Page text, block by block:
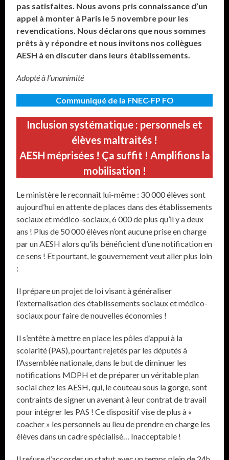
pas satisfaites. Nous avons pris connaissance d’un
appel à monter à Paris le 5 novembre pour les
revendications. Nous déclarons que nous sommes
prêts à y répondre et nous invitons nos collègues
AESH à en discuter dans leurs établissements.
Adopté à l’unanimité
Communiqué de la FNEC-FP FO
Inclusion systématique : personnels et
élèves maltraités !
AESH méprisées ! Ça suffit ! Amplifions la
mobilisation !
Le ministère le reconnaît lui-même : 30 000 élèves sont
aujourd’hui en attente de places dans des établissements
sociaux et médico-sociaux, 6 000 de plus qu’il y a deux
ans ! Plus de 50 000 élèves n’ont aucune prise en charge
par un AESH alors qu’ils bénéficient d’une notification en
ce sens ! Et pourtant, le gouvernement veut aller plus loin
:
Il prépare un projet de loi visant à généraliser
l’externalisation des établissements sociaux et médico-
sociaux pour faire de nouvelles économies !
Il s’entête à mettre en place les pôles d’appui à la
scolarité (PAS), pourtant rejetés par les députés à
l’Assemblée nationale, dans le but de diminuer les
notifications MDPH et de préparer un véritable plan
social chez les AESH, qui, le couteau sous la gorge, sont
contraints de signer un avenant à leur contrat de travail
pour intégrer les PAS ! Ce dispositif vise de plus à «
coacher » les personnels au lieu de prendre en charge les
élèves dans un cadre spécialisé… Inacceptable !